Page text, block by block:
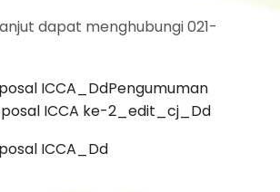
dapat menghubungi 021-
ICCA_DdPengumuman
ICCA ke-2_edit_cj_Dd
ICCA_Dd